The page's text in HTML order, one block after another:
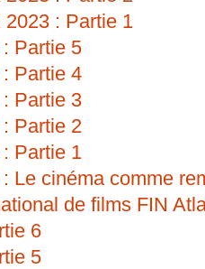
: Partie 1
Partie 5
Partie 4
Partie 3
Partie 2
Partie 1
Le cinéma comme
de films FIN
6
5